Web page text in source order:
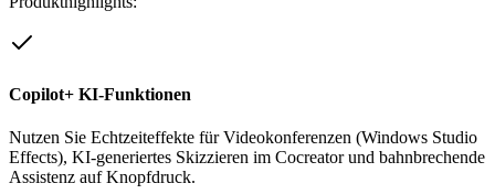
Copilot+ KI-Funktionen
Nutzen Sie Echtzeiteffekte für Videokonferenzen (Windows Studio
Effects), KI-generiertes Skizzieren im Cocreator und bahnbrechende
Assistenz auf Knopfdruck.